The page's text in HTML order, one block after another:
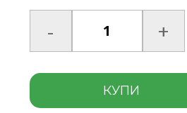
КУПИ